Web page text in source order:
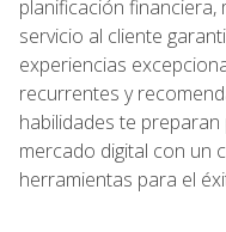
planificación
servicio al cliente
experiencias
recurrentes y
habilidades te
mercado digital con un
herramientas para el